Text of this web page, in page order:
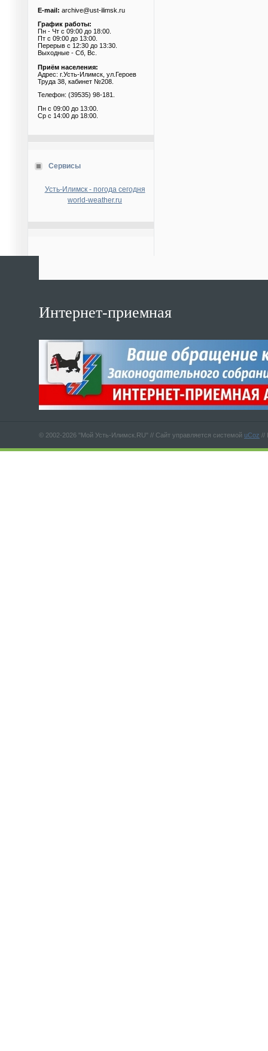
E-mail: archive@ust-ilimsk.ru
График работы:
Пн - Чт с 09:00 до 18:00.
Пт с 09:00 до 13:00.
Перерыв с 12:30 до 13:30.
Выходные - Сб, Вс.
Приём населения:
Адрес: г.Усть-Илимск, ул.Героев
Труда 38, кабинет №208.
Телефон: (39535) 98-181.
Пн с 09:00 до 13:00.
Ср с 14:00 до 18:00.
Сервисы
Усть-Илимск - погода сегодня
world-weather.ru
Интернет-приемная
© 2002-2026 "Мой Усть-Илимск.RU" // Сайт управляется системой uCoz //